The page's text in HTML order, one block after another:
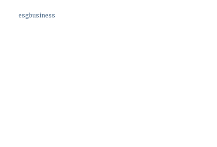
esgbusiness